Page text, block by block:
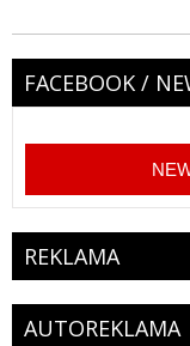
FACEBOOK /
REKLAMA
AUTOREKLAMA